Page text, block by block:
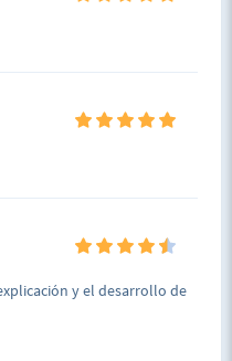
y el desarrollo de